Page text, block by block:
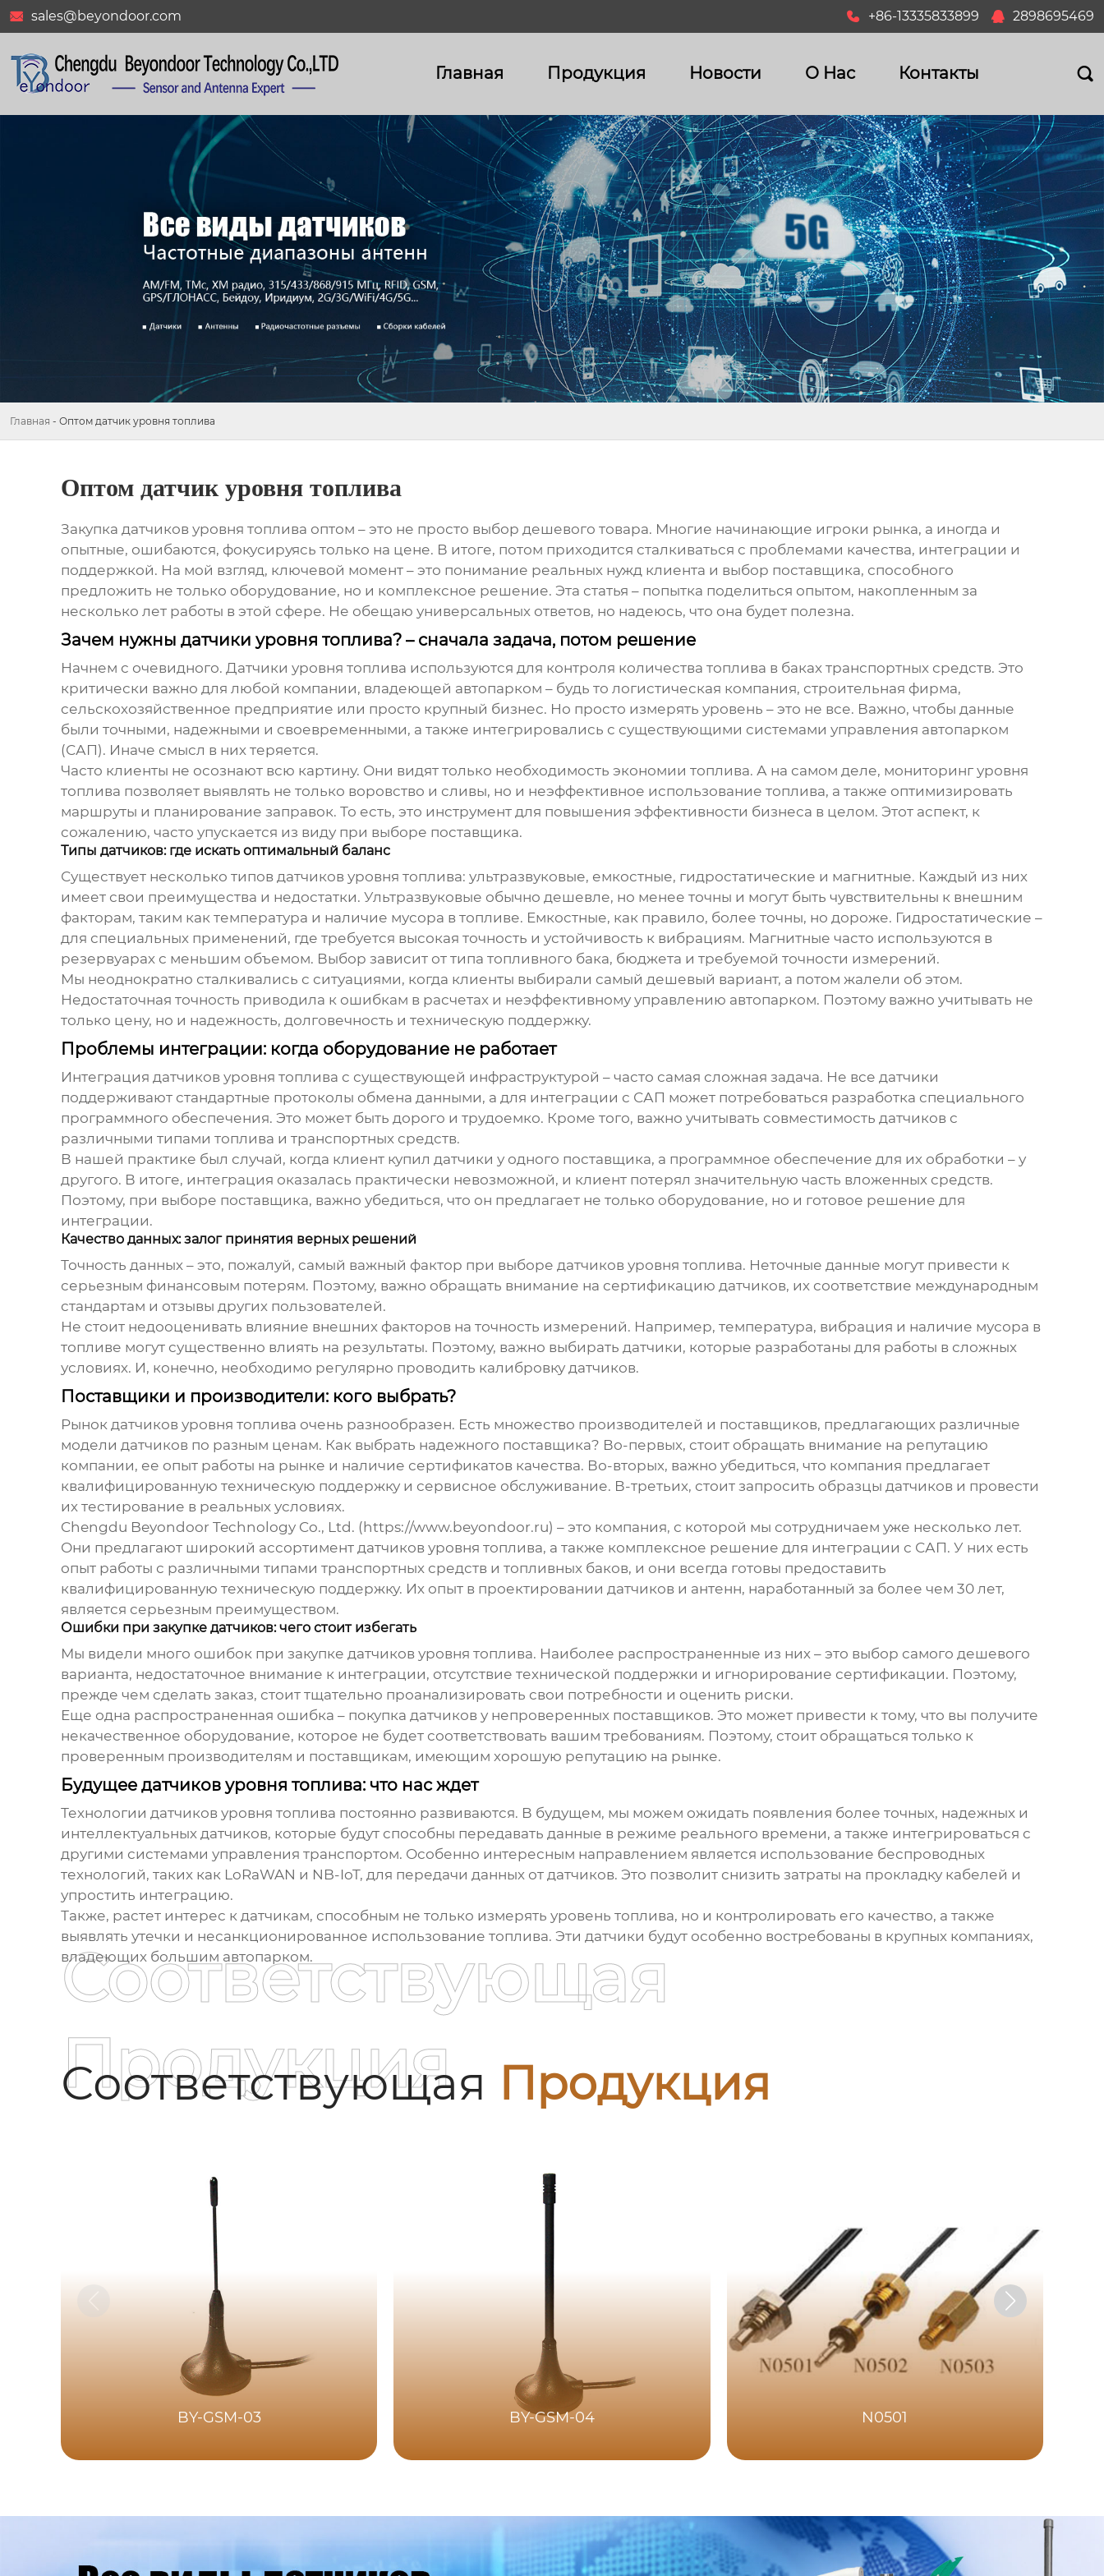
 sales@beyondoor.com  +86-13335833899  2898695469
Главная Продукция Новости О Hас Контакты 
Главная - Оптом датчик уровня топлива
Оптом датчик уровня топлива
Закупка датчиков уровня топлива оптом – это не просто выбор дешевого товара. Многие начинающие игроки рынка, а иногда и
опытные, ошибаются, фокусируясь только на цене. В итоге, потом приходится сталкиваться с проблемами качества, интеграции и
поддержкой. На мой взгляд, ключевой момент – это понимание реальных нужд клиента и выбор поставщика, способного
предложить не только оборудование, но и комплексное решение. Эта статья – попытка поделиться опытом, накопленным за
несколько лет работы в этой сфере. Не обещаю универсальных ответов, но надеюсь, что она будет полезна.
Зачем нужны датчики уровня топлива? – сначала задача, потом решение
Начнем с очевидного. Датчики уровня топлива используются для контроля количества топлива в баках транспортных средств. Это
критически важно для любой компании, владеющей автопарком – будь то логистическая компания, строительная фирма,
сельскохозяйственное предприятие или просто крупный бизнес. Но просто измерять уровень – это не все. Важно, чтобы данные
были точными, надежными и своевременными, а также интегрировались с существующими системами управления автопарком
(САП). Иначе смысл в них теряется.
Часто клиенты не осознают всю картину. Они видят только необходимость экономии топлива. А на самом деле, мониторинг уровня
топлива позволяет выявлять не только воровство и сливы, но и неэффективное использование топлива, а также оптимизировать
маршруты и планирование заправок. То есть, это инструмент для повышения эффективности бизнеса в целом. Этот аспект, к
сожалению, часто упускается из виду при выборе поставщика.
Типы датчиков: где искать оптимальный баланс
Существует несколько типов датчиков уровня топлива: ультразвуковые, емкостные, гидростатические и магнитные. Каждый из них
имеет свои преимущества и недостатки. Ультразвуковые обычно дешевле, но менее точны и могут быть чувствительны к внешним
факторам, таким как температура и наличие мусора в топливе. Емкостные, как правило, более точны, но дороже. Гидростатические –
для специальных применений, где требуется высокая точность и устойчивость к вибрациям. Магнитные часто используются в
резервуарах с меньшим объемом. Выбор зависит от типа топливного бака, бюджета и требуемой точности измерений.
Мы неоднократно сталкивались с ситуациями, когда клиенты выбирали самый дешевый вариант, а потом жалели об этом.
Недостаточная точность приводила к ошибкам в расчетах и неэффективному управлению автопарком. Поэтому важно учитывать не
только цену, но и надежность, долговечность и техническую поддержку.
Проблемы интеграции: когда оборудование не работает
Интеграция датчиков уровня топлива с существующей инфраструктурой – часто самая сложная задача. Не все датчики
поддерживают стандартные протоколы обмена данными, а для интеграции с САП может потребоваться разработка специального
программного обеспечения. Это может быть дорого и трудоемко. Кроме того, важно учитывать совместимость датчиков с
различными типами топлива и транспортных средств.
В нашей практике был случай, когда клиент купил датчики у одного поставщика, а программное обеспечение для их обработки – у
другого. В итоге, интеграция оказалась практически невозможной, и клиент потерял значительную часть вложенных средств.
Поэтому, при выборе поставщика, важно убедиться, что он предлагает не только оборудование, но и готовое решение для
интеграции.
Качество данных: залог принятия верных решений
Точность данных – это, пожалуй, самый важный фактор при выборе датчиков уровня топлива. Неточные данные могут привести к
серьезным финансовым потерям. Поэтому, важно обращать внимание на сертификацию датчиков, их соответствие международным
стандартам и отзывы других пользователей.
Не стоит недооценивать влияние внешних факторов на точность измерений. Например, температура, вибрация и наличие мусора в
топливе могут существенно влиять на результаты. Поэтому, важно выбирать датчики, которые разработаны для работы в сложных
условиях. И, конечно, необходимо регулярно проводить калибровку датчиков.
Поставщики и производители: кого выбрать?
Рынок датчиков уровня топлива очень разнообразен. Есть множество производителей и поставщиков, предлагающих различные
модели датчиков по разным ценам. Как выбрать надежного поставщика? Во-первых, стоит обращать внимание на репутацию
компании, ее опыт работы на рынке и наличие сертификатов качества. Во-вторых, важно убедиться, что компания предлагает
квалифицированную техническую поддержку и сервисное обслуживание. В-третьих, стоит запросить образцы датчиков и провести
их тестирование в реальных условиях.
Chengdu Beyondoor Technology Co., Ltd. (https://www.beyondoor.ru) – это компания, с которой мы сотрудничаем уже несколько лет.
Они предлагают широкий ассортимент датчиков уровня топлива, а также комплексное решение для интеграции с САП. У них есть
опыт работы с различными типами транспортных средств и топливных баков, и они всегда готовы предоставить
квалифицированную техническую поддержку. Их опыт в проектировании датчиков и антенн, наработанный за более чем 30 лет,
является серьезным преимуществом.
Ошибки при закупке датчиков: чего стоит избегать
Мы видели много ошибок при закупке датчиков уровня топлива. Наиболее распространенные из них – это выбор самого дешевого
варианта, недостаточное внимание к интеграции, отсутствие технической поддержки и игнорирование сертификации. Поэтому,
прежде чем сделать заказ, стоит тщательно проанализировать свои потребности и оценить риски.
Еще одна распространенная ошибка – покупка датчиков у непроверенных поставщиков. Это может привести к тому, что вы получите
некачественное оборудование, которое не будет соответствовать вашим требованиям. Поэтому, стоит обращаться только к
проверенным производителям и поставщикам, имеющим хорошую репутацию на рынке.
Будущее датчиков уровня топлива: что нас ждет
Технологии датчиков уровня топлива постоянно развиваются. В будущем, мы можем ожидать появления более точных, надежных и
интеллектуальных датчиков, которые будут способны передавать данные в режиме реального времени, а также интегрироваться с
другими системами управления транспортом. Особенно интересным направлением является использование беспроводных
технологий, таких как LoRaWAN и NB-IoT, для передачи данных от датчиков. Это позволит снизить затраты на прокладку кабелей и
упростить интеграцию.
Также, растет интерес к датчикам, способным не только измерять уровень топлива, но и контролировать его качество, а также
выявлять утечки и несанкционированное использование топлива. Эти датчики будут особенно востребованы в крупных компаниях,
владеющих большим автопарком.
Соответствующая Продукция
Соответствующая
Продукция
BY-GSM-03 BY-GSM-04 N0501